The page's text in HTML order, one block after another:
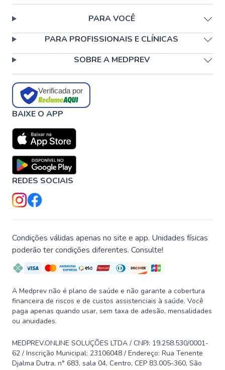
PARA VOCÊ
PARA PROFISSIONAIS E CLÍNICAS
SOBRE A MEDPREV
Verificada por
BAIXE O APP
REDES SOCIAIS
Condições válidas apenas no site e app. Unidades físicas
poderão ter condições diferentes. Consulte!
A Medprev não é plano de saúde e não garante a cobertura
financeira de riscos e de custos assistenciais à saúde. Você
paga apenas quando usar, sem taxa de adesão, mensalidades
ou anuidades.
MEDPREV.ONLINE SOLUÇÕES LTDA / CNPJ: 19.258.530/0001-
62 / Inscrição Municipal: 23106048 / Endereço: Rua Tenente
Djalma Dutra, n° 683, sala 04, Centro, CEP 83.005-360, São